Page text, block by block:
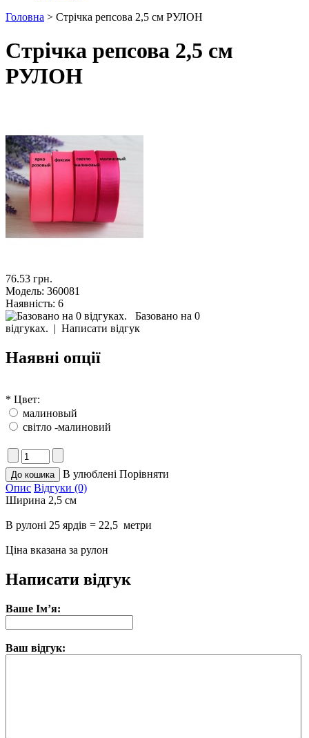
Головна > Стрічка репсова 2,5 см РУЛОН
Стрічка репсова 2,5 см
РУЛОН
76.53 грн.
Модель: 360081
Наявність: 6
Базовано на 0
відгуках. | Написати відгук
Наявні опції
* Цвет:
малиновый
світло -малиновий
В улюблені Порівняти
Опис Відгуки (0)
Ширина 2,5 см
В рулоні 25 ярдів = 22,5 метри
Ціна вказана за рулон
Написати відгук
Ваше Ім’я:
Ваш відгук: